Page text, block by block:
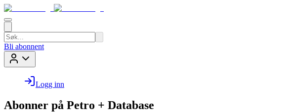
Bli abonnent
Logg inn
Abonner på Petro + Database